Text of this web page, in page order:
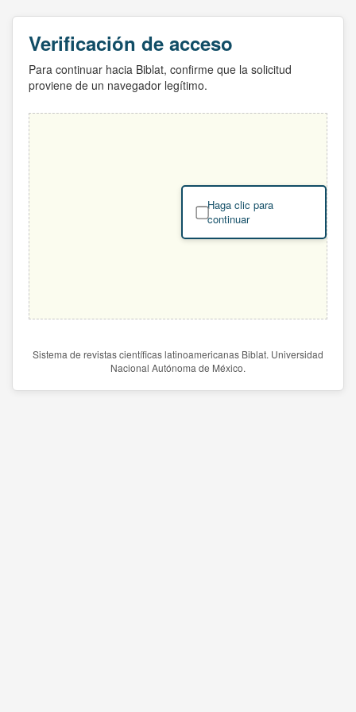
Verificación de acceso
Para continuar hacia Biblat, confirme que la solicitud
proviene de un navegador legítimo.
Haga clic para
continuar
Sistema de revistas científicas latinoamericanas Biblat. Universidad
Nacional Autónoma de México.